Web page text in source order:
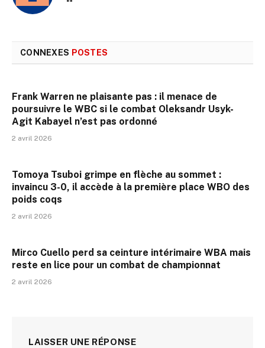
CONNEXES POSTES
Frank Warren ne plaisante pas : il menace de
poursuivre le WBC si le combat Oleksandr Usyk-
Agit Kabayel n’est pas ordonné
2 avril 2026
Tomoya Tsuboi grimpe en flèche au sommet :
invaincu 3-0, il accède à la première place WBO des
poids coqs
2 avril 2026
Mirco Cuello perd sa ceinture intérimaire WBA mais
reste en lice pour un combat de championnat
2 avril 2026
LAISSER UNE RÉPONSE